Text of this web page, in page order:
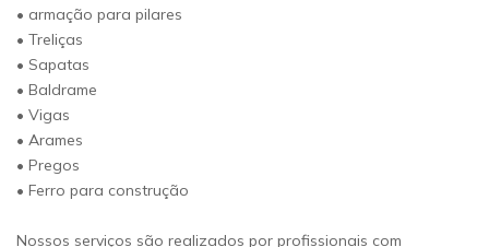
• armação para pilares
• Treliças
• Sapatas
• Baldrame
• Vigas
• Arames
• Pregos
• Ferro para construção
Nossos serviços são realizados por profissionais com